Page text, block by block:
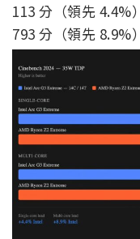
113 分（領先 4.4%
793 分（領先 8.9%